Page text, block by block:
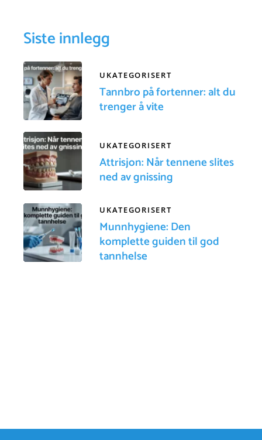
Siste innlegg
UKATEGORISERT
Tannbro på fortenner: alt du
trenger å vite
UKATEGORISERT
Attrisjon: Når tennene slites
ned av gnissing
UKATEGORISERT
Munnhygiene: Den
komplette guiden til god
tannhelse